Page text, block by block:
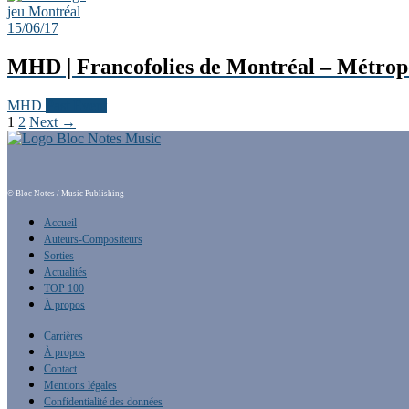
jeu Montréal
15/06/17
MHD | Francofolies de Montréal –
MHD
1 2 Next →
© Bloc Notes / Music Publishing
Accueil
Auteurs-Compositeurs
Sorties
Actualités
TOP 100
À propos
Carrières
À propos
Contact
Mentions légales
Confidentialité des données